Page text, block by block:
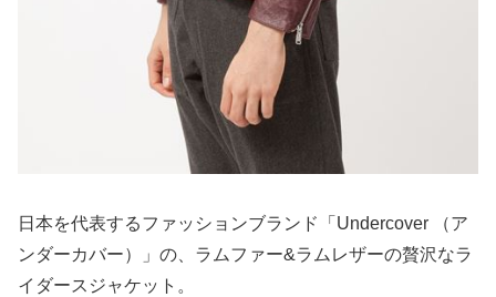
日本を代表するファッションブランド「Undercover （ア
ンダーカバー）」の、ラムファー&ラムレザーの贅沢なラ
イダースジャケット。